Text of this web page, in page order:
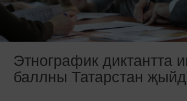
Этнографик диктантта
баллны Татарстан